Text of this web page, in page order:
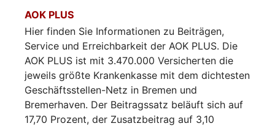
AOK PLUS
Hier finden Sie Informationen zu Beiträgen,
Service und Erreichbarkeit der AOK PLUS. Die
AOK PLUS ist mit 3.470.000 Versicherten die
jeweils größte Krankenkasse mit dem dichtesten
Geschäftsstellen-Netz in Bremen und
Bremerhaven. Der Beitragssatz beläuft sich auf
17,70 Prozent, der Zusatzbeitrag auf 3,10